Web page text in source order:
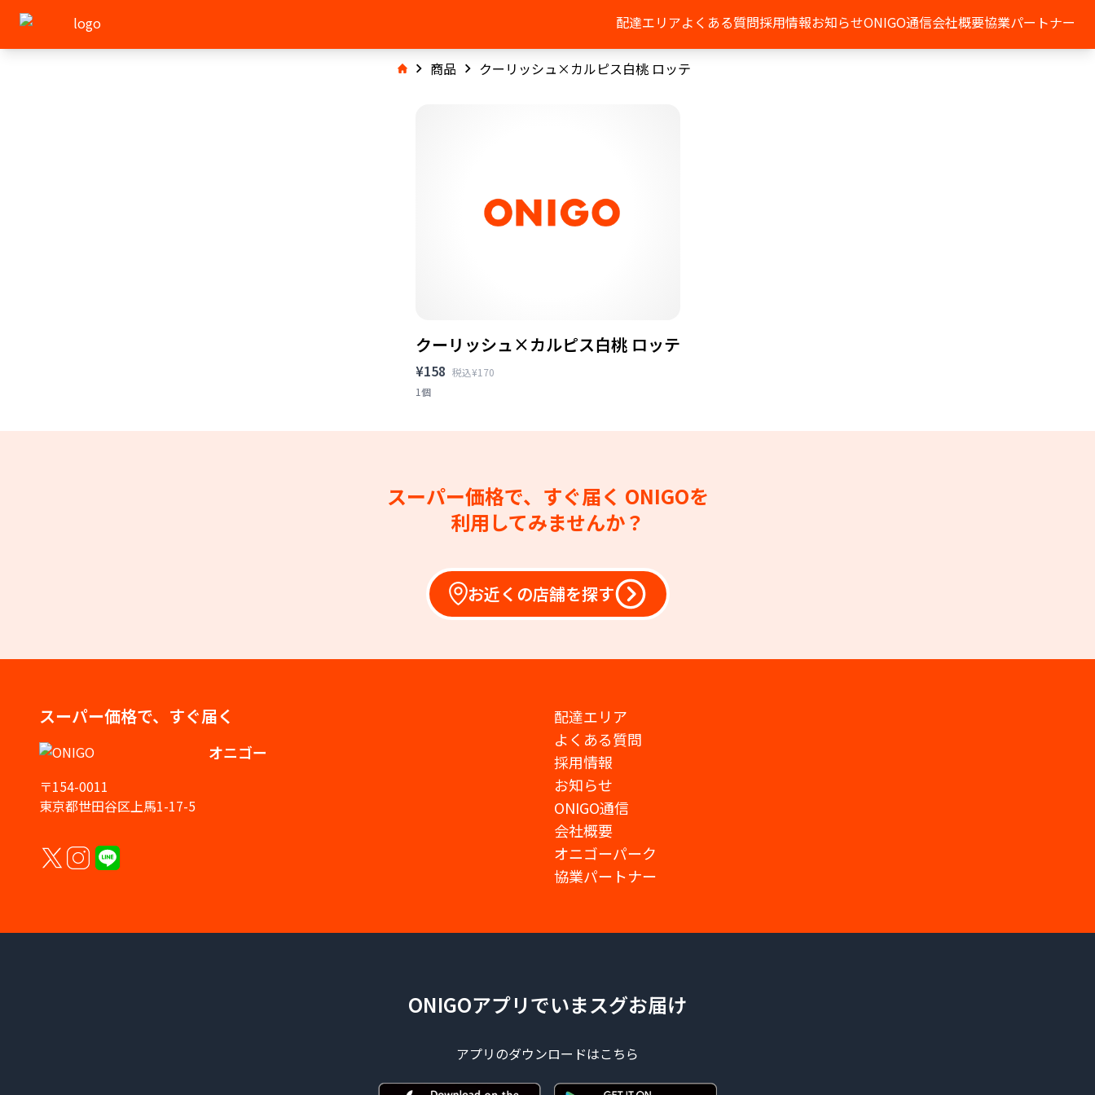
配達エリアよくある質問採用情報お知らせONIGO通信会社概要協業パートナー
商品 クーリッシュ×カルピス白桃 ロッテ
クーリッシュ×カルピス白桃 ロッテ
¥158 税込¥170
1個
スーパー価格で、すぐ届く ONIGOを
利用してみませんか？
お近くの店舗を探す
スーパー価格で、すぐ届く
オニゴー
〒154-0011
東京都世田谷区上馬1-17-5
配達エリア
よくある質問
採用情報
お知らせ
ONIGO通信
会社概要
オニゴーパーク
協業パートナー
ONIGOアプリでいまスグお届け
アプリのダウンロードはこちら